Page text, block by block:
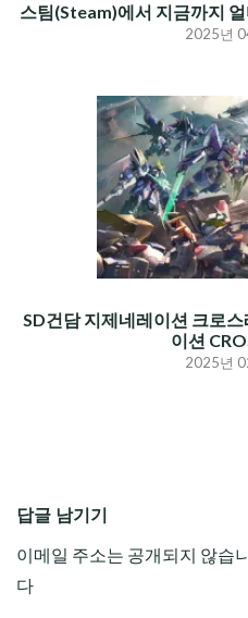
스팀(Steam)에서 지금까지
2025년
SD건담 지제네레이션 크로
이션
2025년
답글 남기기
이메일 주소는 공개되지 않습
다